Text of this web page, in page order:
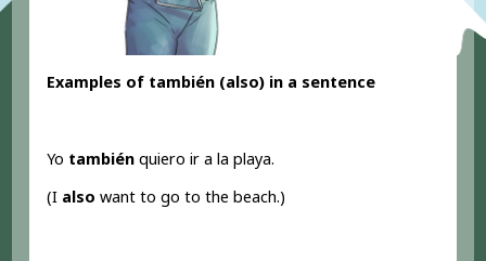
Examples of también (also) in a sentence
Yo también quiero ir a la playa.
(I also want to go to the beach.)